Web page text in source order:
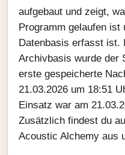
aufgebaut und zeigt,
Programm gelaufen ist
Datenbasis erfasst ist.
Archivbasis wurde der
erste gespeicherte
21.03.2026 um 18:51
Einsatz war am
Zusätzlich findest du
Acoustic Alchemy aus